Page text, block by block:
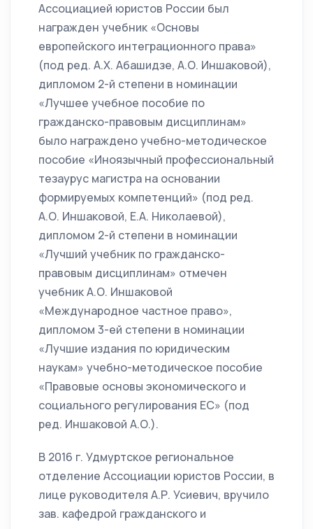
Ассоциацией юристов России был
награжден учебник «Основы
европейского интеграционного права»
(под ред. А.Х. Абашидзе, А.О. Иншаковой),
дипломом 2-й степени в номинации
«Лучшее учебное пособие по
гражданско-правовым дисциплинам»
было награждено учебно-методическое
пособие «Иноязычный профессиональный
тезаурус магистра на основании
формируемых компетенций» (под ред.
А.О. Иншаковой, Е.А. Николаевой),
дипломом 2-й степени в номинации
«Лучший учебник по гражданско-
правовым дисциплинам» отмечен
учебник А.О. Иншаковой
«Международное частное право»,
дипломом 3-ей степени в номинации
«Лучшие издания по юридическим
наукам» учебно-методическое пособие
«Правовые основы экономического и
социального регулирования ЕС» (под
ред. Иншаковой А.О.).
В 2016 г. Удмуртское региональное
отделение Ассоциации юристов России, в
лице руководителя А.Р. Усиевич, вручило
зав. кафедрой гражданского и